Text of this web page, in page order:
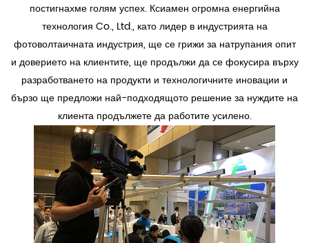
постигнахме голям успех. Ксиамен огромна енергийна
технология Co., Ltd., като лидер в индустрията на
фотоволтаичната индустрия, ще се грижи за натрупания опит
и доверието на клиентите, ще продължи да се фокусира върху
разработването на продукти и технологичните иновации и
бързо ще предложи най-подходящото решение за нуждите на
клиента продължете да работите усилено.